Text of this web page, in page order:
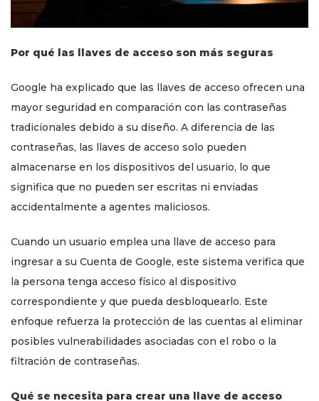
Por qué las llaves de acceso son más seguras
Google ha explicado que las llaves de acceso ofrecen una
mayor seguridad en comparación con las contraseñas
tradicionales debido a su diseño. A diferencia de las
contraseñas, las llaves de acceso solo pueden
almacenarse en los dispositivos del usuario, lo que
significa que no pueden ser escritas ni enviadas
accidentalmente a agentes maliciosos.
Cuando un usuario emplea una llave de acceso para
ingresar a su Cuenta de Google, este sistema verifica que
la persona tenga acceso físico al dispositivo
correspondiente y que pueda desbloquearlo. Este
enfoque refuerza la protección de las cuentas al eliminar
posibles vulnerabilidades asociadas con el robo o la
filtración de contraseñas.
Qué se necesita para crear una llave de acceso